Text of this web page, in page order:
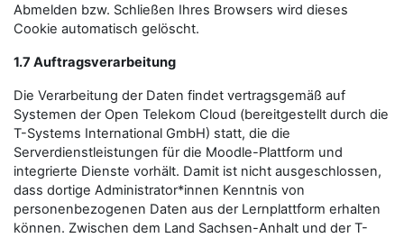
Abmelden bzw. Schließen Ihres Browsers wird dieses
Cookie automatisch gelöscht.
1.7 Auftragsverarbeitung
Die Verarbeitung der Daten findet vertragsgemäß auf
Systemen der Open Telekom Cloud (bereitgestellt durch die
T-Systems International GmbH) statt, die die
Serverdienstleistungen für die Moodle-Plattform und
integrierte Dienste vorhält. Damit ist nicht ausgeschlossen,
dass dortige Administrator*innen Kenntnis von
personenbezogenen Daten aus der Lernplattform erhalten
können. Zwischen dem Land Sachsen-Anhalt und der T-